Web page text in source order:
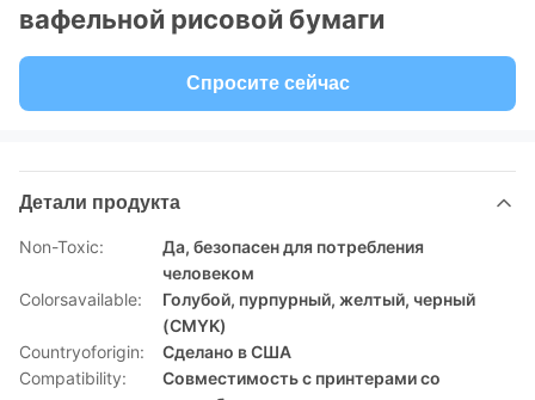
вафельной рисовой бумаги
Спросите сейчас
Детали продукта
Non-Toxic:
Да, безопасен для потребления
человеком
Colorsavailable:
Голубой, пурпурный, желтый, черный
(CMYK)
Countryoforigin:
Сделано в США
Compatibility:
Совместимость с принтерами со